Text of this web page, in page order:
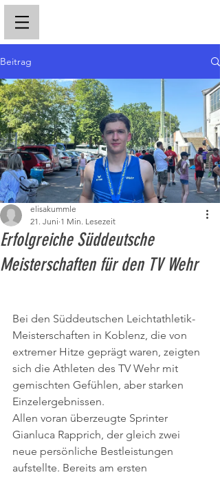
Beitrag
Erfolgreiche Süddeutsche
Meisterschaften für den TV Wehr
elisakummle
21. Juni 1 Min. Lesezeit
Bei den Süddeutschen Leichtathletik-
Meisterschaften in Koblenz, die von
extremer Hitze geprägt waren, zeigten
sich die Athleten des TV Wehr mit
gemischten Gefühlen, aber starken
Einzelergebnissen.
Allen voran überzeugte Sprinter
Gianluca Rapprich, der gleich zwei
neue persönliche Bestleistungen
aufstellte. Bereits am ersten